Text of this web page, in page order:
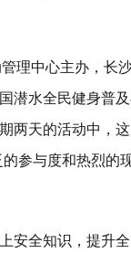
理中心主办，长
潜水全民健身普
两天的活动中，
参与度和热烈的
安全知识，提升全